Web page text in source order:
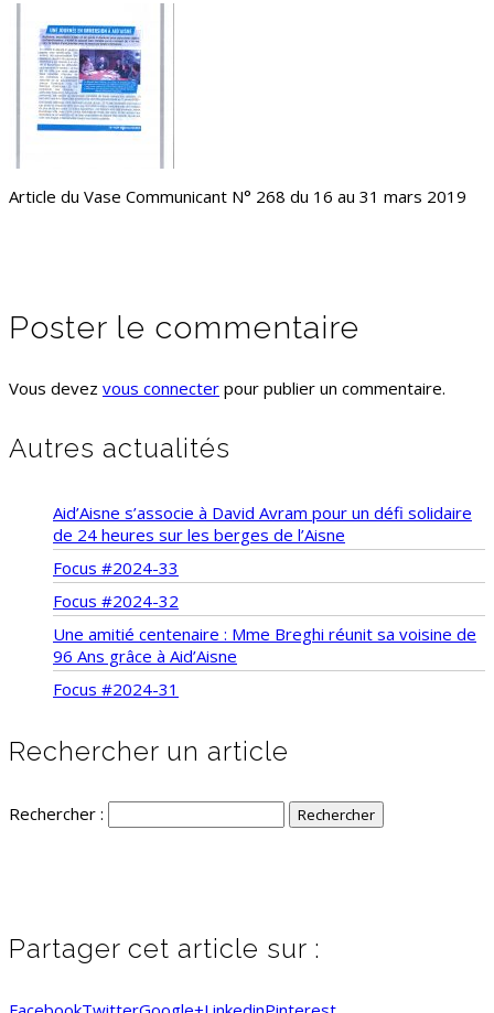
Article du Vase Communicant N° 268 du 16 au 31 mars 2019
Poster le commentaire
Vous devez vous connecter pour publier un commentaire.
Autres actualités
Aid’Aisne s’associe à David Avram pour un défi solidaire
de 24 heures sur les berges de l’Aisne
Focus #2024-33
Focus #2024-32
Une amitié centenaire : Mme Breghi réunit sa voisine de
96 Ans grâce à Aid’Aisne
Focus #2024-31
Rechercher un article
Rechercher :
Partager cet article sur :